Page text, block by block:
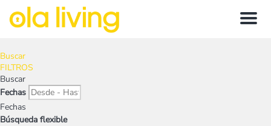
Menu
Buscar
FILTROS
Buscar
Fechas
Fechas
Búsqueda flexible